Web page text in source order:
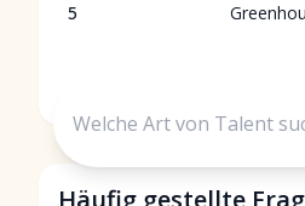
5
Häufig gestellte